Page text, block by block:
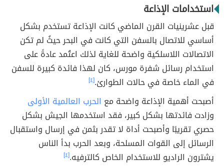
استخدامات الإذاعة
قبل عشرينيات القرن الماضي كانت الإذاعة تستخدم بشكل
أساسي للاتصال بالسفن التي كانت في البحر حيثُ لم تكن
الاتصالات اللاسلكية واضحة للغاية لذلك اعتُمد عادةً على
استخدام رسائل شفرة مورس، كان لهذا فائدة كبيرة للسفن
في الماء خاصة في حالات الطوارئ.[٤]
أصبحت أهمية الإذاعة واضحة مع الحرب العالمية الأولى
وزادت فائدتها بشكل كبير، فقد استخدمها الجيش بشكل
حصري تقريبًا وأصبحت أداة لا تقدر بثمن في إرسال واستقبال
الرسائل إلى القوات المسلحة، وبعد الحرب بدأ الناس
يشترون الراديو للاستخدام الخاص كالترفيه.[٤]